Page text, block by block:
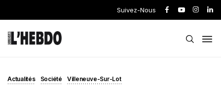
Suivez-Nous
Actualités Société Villeneuve-Sur-Lot